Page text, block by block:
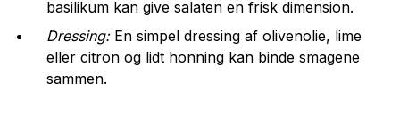
basilikum kan give salaten en frisk dimension.
Dressing:En simpel dressing af olivenolie, lime
eller citron og lidt honning kan binde smagene
sammen.